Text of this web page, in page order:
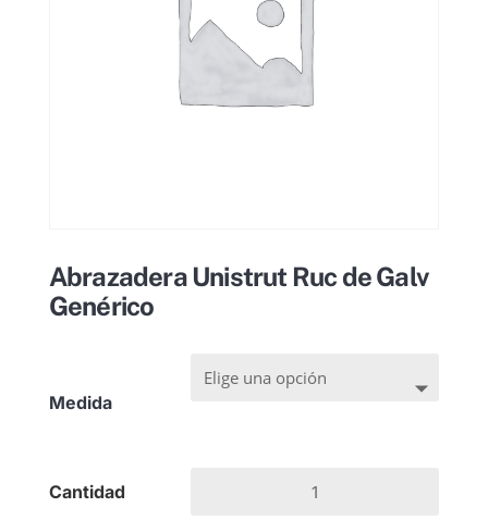
Abrazadera Unistrut Ruc de Galv
Genérico
Medida
Abrazadera